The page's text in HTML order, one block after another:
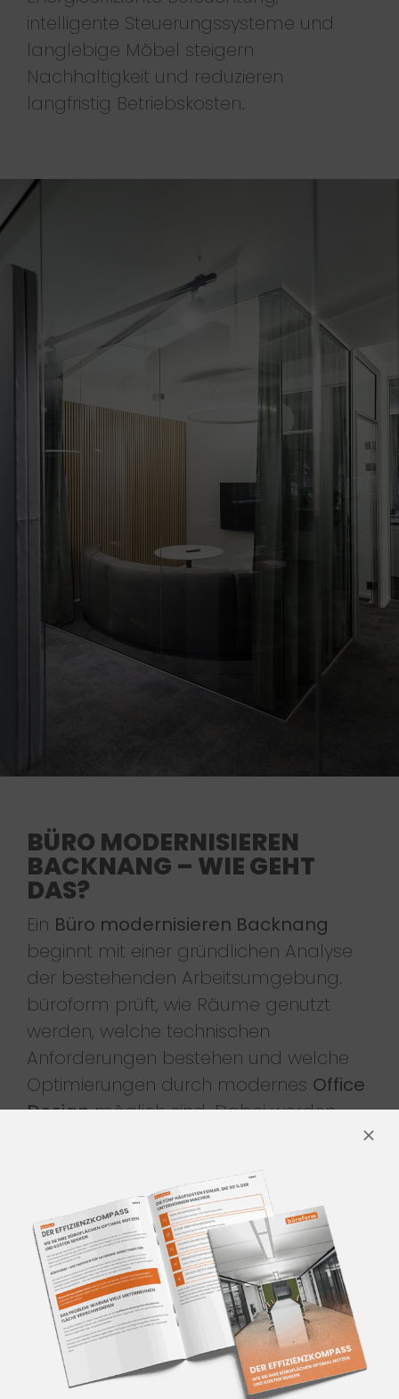
intelligente Steuerungssysteme und
langlebige Möbel steigern
Nachhaltigkeit und reduzieren
langfristig Betriebskosten.
BÜRO MODERNISIEREN
BACKNANG – WIE GEHT
DAS?
Ein Büro modernisieren Backnang
beginnt mit einer gründlichen Analyse
der bestehenden Arbeitsumgebung.
büroform prüft, wie Räume genutzt
werden, welche technischen
Anforderungen bestehen und welche
Optimierungen durch modernes Office
Designmöglich sind. Dabei werden
berücksichtigt, um zukunftsfähige
Lösungen zu entwickeln.
Im nächsten Schritt entsteht ein
konkretes Konzept: Möblierung,
Digitalisierung, Zonierung der
Arbeitsbereiche und ergonomische
Arbeitsplatzgestaltungwerden
individuell abgestimmt. Unternehmen